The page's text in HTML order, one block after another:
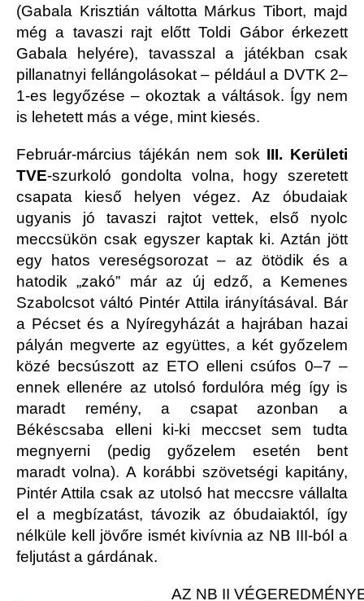
(Gabala Krisztián váltotta Márkus Tibort, majd
még a tavaszi rajt előtt Toldi Gábor érkezett
Gabala helyére), tavasszal a játékban csak
pillanatnyi fellángolásokat – például a DVTK 2–
1-es legyőzése – okoztak a váltások. Így nem
is lehetett más a vége, mint kiesés.
Február-március tájékán nem sok III. Kerületi
TVE-szurkoló gondolta volna, hogy szeretett
csapata kieső helyen végez. Az óbudaiak
ugyanis jó tavaszi rajtot vettek, első nyolc
meccsükön csak egyszer kaptak ki. Aztán jött
egy hatos vereségsorozat – az ötödik és a
hatodik „zakó” már az új edző, a Kemenes
Szabolcsot váltó Pintér Attila irányításával. Bár
a Pécset és a Nyíregyházát a hajrában hazai
pályán megverte az együttes, a két győzelem
közé becsúszott az ETO elleni csúfos 0–7 –
ennek ellenére az utolsó fordulóra még így is
maradt remény, a csapat azonban a
Békéscsaba elleni ki-ki meccset sem tudta
megnyerni (pedig győzelem esetén bent
maradt volna). A korábbi szövetségi kapitány,
Pintér Attila csak az utolsó hat meccsre vállalta
el a megbízatást, távozik az óbudaiaktól, így
nélküle kell jövőre ismét kivívnia az NB III-ból a
feljutást a gárdának.
AZ NB II